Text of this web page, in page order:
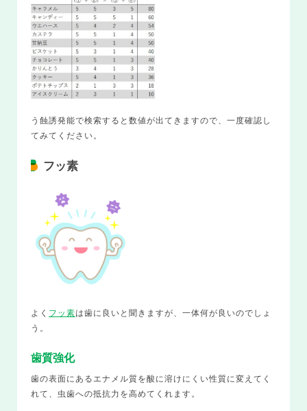
う蝕誘発能で検索すると数値が出てきますので、一度確認し
てみてください。
フッ素
よく フッ素は歯に良いと聞きますが、一体何が良いのでしょ
う。
歯質強化
歯の表面にあるエナメル質を酸に溶けにくい性質に変えてく
れて、虫歯への抵抗力を高めてくれます。